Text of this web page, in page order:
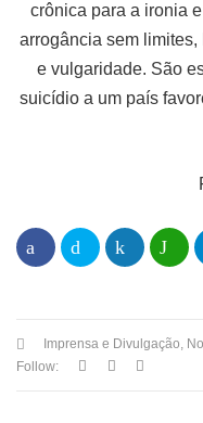
crônica para a ironia
arrogância sem
e vulgaridade. São
suicídio a um país
Imprensa e Divulgação,
Follow: